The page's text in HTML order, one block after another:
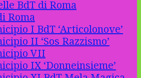
BdT di Roma
Roma
I BdT ‘Articolonove’
II ‘Sos Razzismo’
VII
IX ‘Donneinsieme’